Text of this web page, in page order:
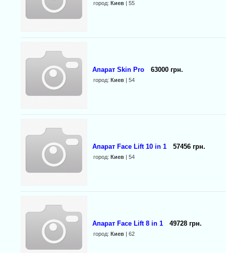
город: Киев| 55
Апарат Skin Pro 63000 грн.
город: Киев| 54
Апарат Face Lift 10 in 1 57456 грн.
город: Киев| 54
Апарат Face Lift 8 in 1 49728 грн.
город: Киев| 62